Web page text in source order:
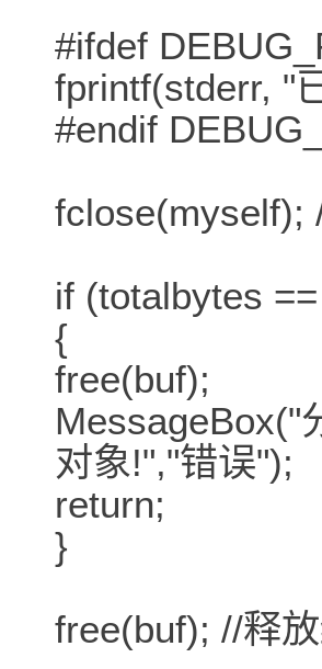
#ifdef
fprintf(stderr, "
#endif
fclose(myself);
if (totalbytes
{
free(buf);
MessageBox("
对象!","错误");
return;
}
free(buf); //释